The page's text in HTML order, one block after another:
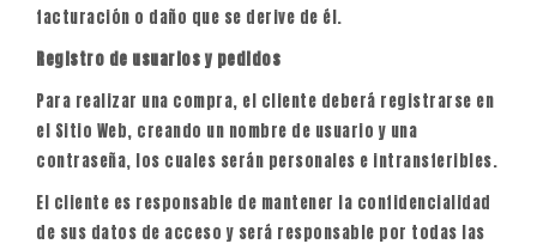
facturación o daño que se derive de él.
Registro de usuarios y pedidos
Para realizar una compra, el cliente deberá registrarse en
el Sitio Web, creando un nombre de usuario y una
contraseña, los cuales serán personales e intransferibles.
El cliente es responsable de mantener la confidencialidad
de sus datos de acceso y será responsable por todas las